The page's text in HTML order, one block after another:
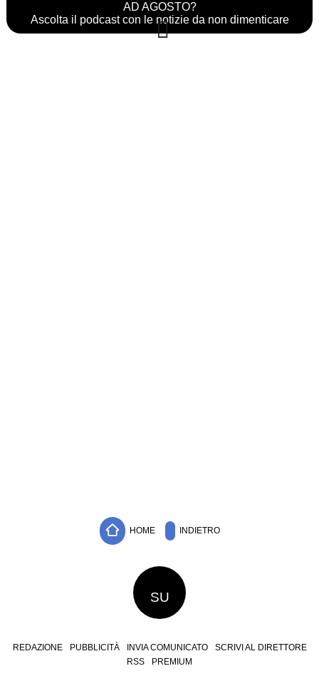
AD AGOSTO?
Ascolta il podcast con le notizie da non dimenticare
HOME INDIETRO
SU
REDAZIONE PUBBLICITÀ INVIA COMUNICATO
SCRIVI AL DIRETTORE
RSS
PREMIUM